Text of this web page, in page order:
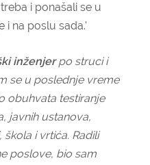
i ponašali se u
i na poslu sada.'
inženjerpo struci i
se u poslednje vreme
obuhvata testiranje
javnih ustanova,
i vrtića. Radili
poslove, bio sam